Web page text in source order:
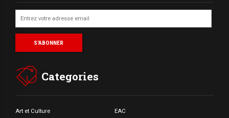
Categories
Art et Culture EAC